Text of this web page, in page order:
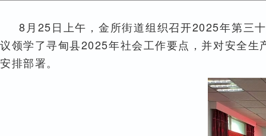
8月25日上午，金所街道组织召开2025年第三
议领学了寻甸县2025年社会工作要点，并对安全
安排部署。